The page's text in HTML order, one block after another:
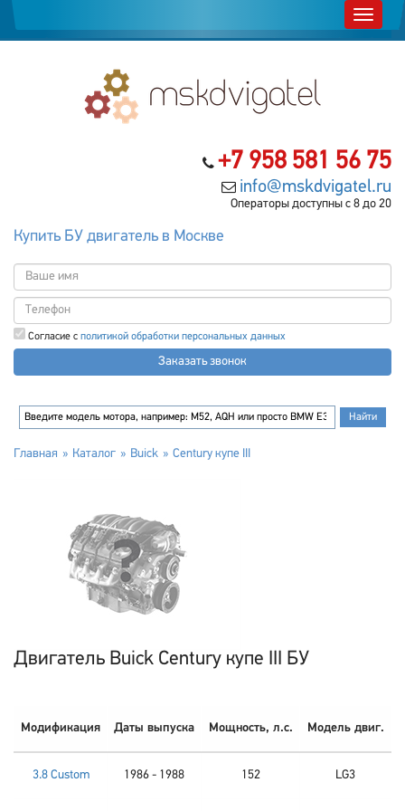
+7 958 581 56 75
info@mskdvigatel.ru
Операторы доступны с 8 до 20
Купить БУ двигатель в Москве
Согласие с политикой обработки персональных данных
Заказать звонок
Главная Каталог Buick Century купе III
Двигатель Buick Century купе III БУ
Модификация Даты выпуска Мощность, л.с. Модель двиг.
3.8 Custom 1986 - 1988 152 LG3